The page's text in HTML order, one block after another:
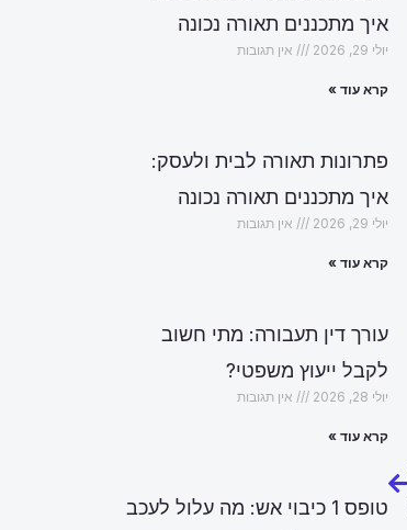
איך מתכננים תאורה נכונה
יולי 29, 2026 אין תגובות
קרא עוד »
פתרונות תאורה לבית ולעסק:
איך מתכננים תאורה נכונה
יולי 29, 2026 אין תגובות
קרא עוד »
עורך דין תעבורה: מתי חשוב
לקבל ייעוץ משפטי?
יולי 28, 2026 אין תגובות
קרא עוד »
טופס 1 כיבוי אש: מה עלול לעכב